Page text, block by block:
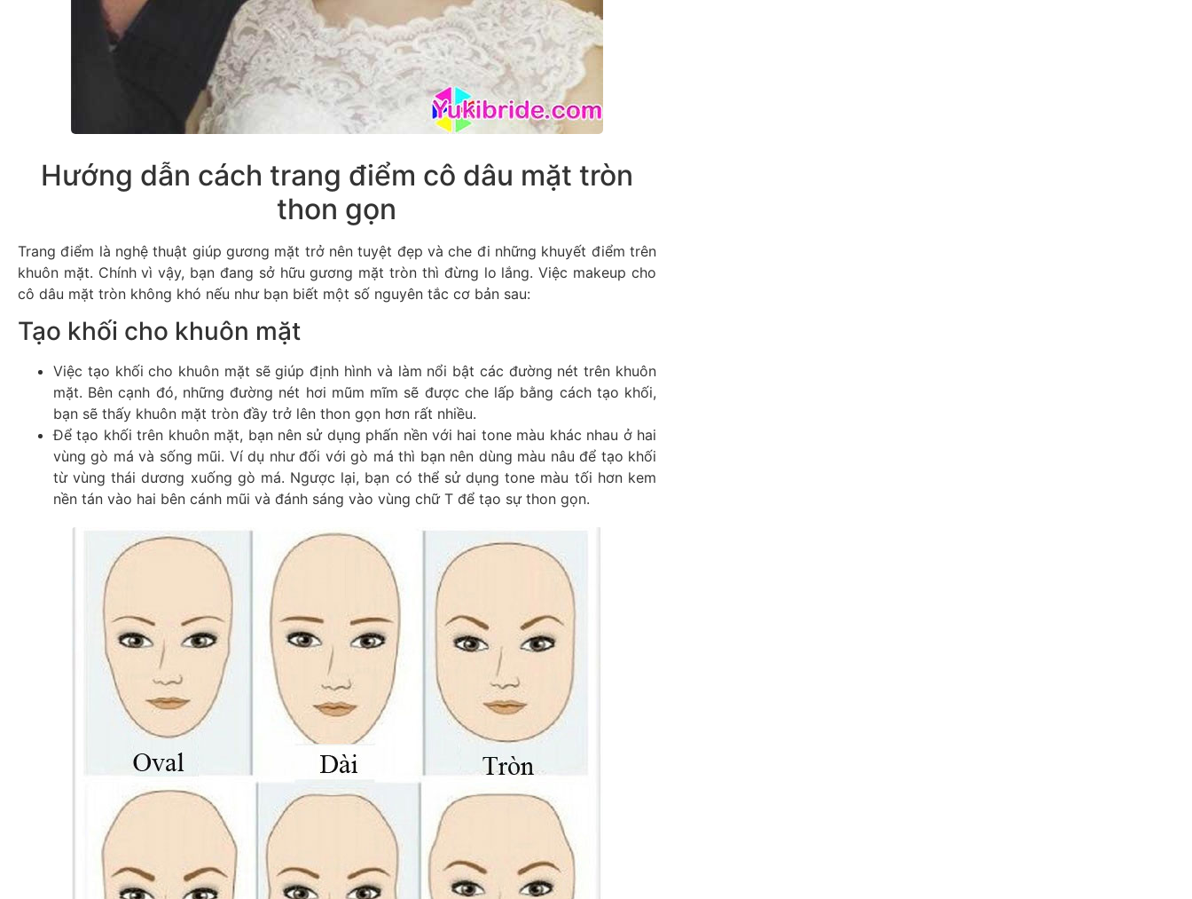
Hướng dẫn cách trang điểm cô dâu mặt tròn
thon gọn
Trang điểm là nghệ thuật giúp gương mặt trở nên tuyệt đẹp và che đi những khuyết điểm trên
khuôn mặt. Chính vì vậy, bạn đang sở hữu gương mặt tròn thì đừng lo lắng. Việc makeup cho
cô dâu mặt tròn không khó nếu như bạn biết một số nguyên tắc cơ bản sau:
Tạo khối cho khuôn mặt
Việc tạo khối cho khuôn mặt sẽ giúp định hình và làm nổi bật các đường nét trên khuôn
mặt. Bên cạnh đó, những đường nét hơi mũm mĩm sẽ được che lấp bằng cách tạo khối,
bạn sẽ thấy khuôn mặt tròn đầy trở lên thon gọn hơn rất nhiều.
Để tạo khối trên khuôn mặt, bạn nên sử dụng phấn nền với hai tone màu khác nhau ở hai
vùng gò má và sống mũi. Ví dụ như đối với gò má thì bạn nên dùng màu nâu để tạo khối
từ vùng thái dương xuống gò má. Ngược lại, bạn có thể sử dụng tone màu tối hơn kem
nền tán vào hai bên cánh mũi và đánh sáng vào vùng chữ T để tạo sự thon gọn.